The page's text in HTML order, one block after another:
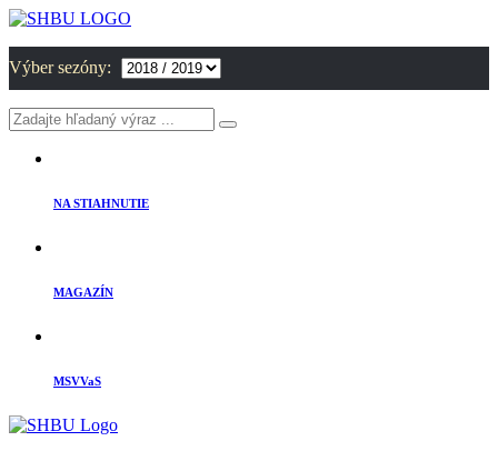
Výber sezóny:
NA STIAHNUTIE
MAGAZÍN
MSVVaS